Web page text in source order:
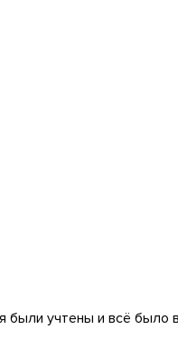
были учтены и всё было